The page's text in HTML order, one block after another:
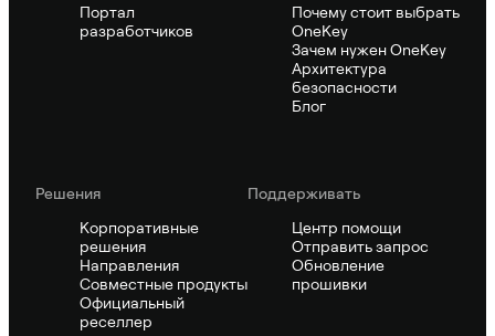
Портал
разработчиков
Почему стоит выбрать
OneKey
Зачем нужен OneKey
Архитектура
безопасности
Блог
Решения
Корпоративные
решения
Направления
Совместные продукты
Официальный
реселлер
Поддерживать
Центр помощи
Отправить запрос
Обновление
прошивки